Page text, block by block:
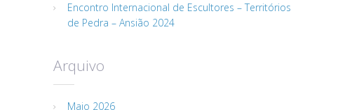
Encontro Internacional de Escultores – Territórios
de Pedra – Ansião 2024
Arquivo
Maio 2026